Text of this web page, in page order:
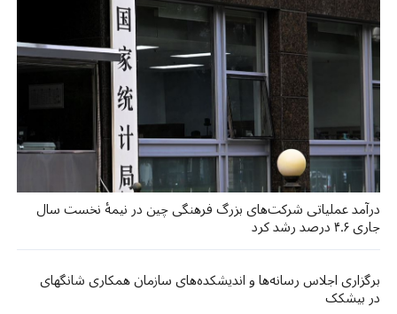
درآمد عملیاتی شرکت‌های بزرگ فرهنگی چین در نیمهٔ نخست سال
جاری ۴.۶ درصد رشد کرد
برگزاری اجلاس رسانه‌ها و اندیشکده‌های سازمان همکاری شانگهای
در بیشکک